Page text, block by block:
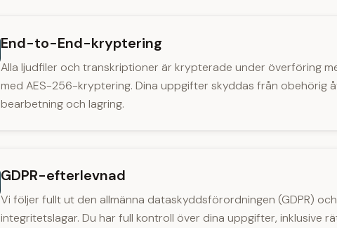
End-to-End-kryptering
Alla ljudfiler och transkriptioner är krypterade under överföring
med AES-256-kryptering. Dina uppgifter skyddas från obehörig
bearbetning och lagring.
GDPR-efterlevnad
Vi följer fullt ut den allmänna dataskyddsförordningen (GDPR)
integritetslagar. Du har full kontroll över dina uppgifter, inklusive